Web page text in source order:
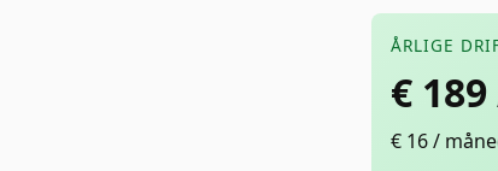
ÅRLIGE
€ 189
€ 16 /